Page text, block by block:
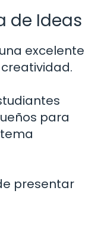
de Ideas
excelente
para
presentar